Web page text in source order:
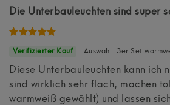
Die Unterbauleuchten sind super
Auswahl: 3er Set
Diese Unterbauleuchten kann ich
sind wirklich sehr flach, machen
warmweiß gewählt) und lassen